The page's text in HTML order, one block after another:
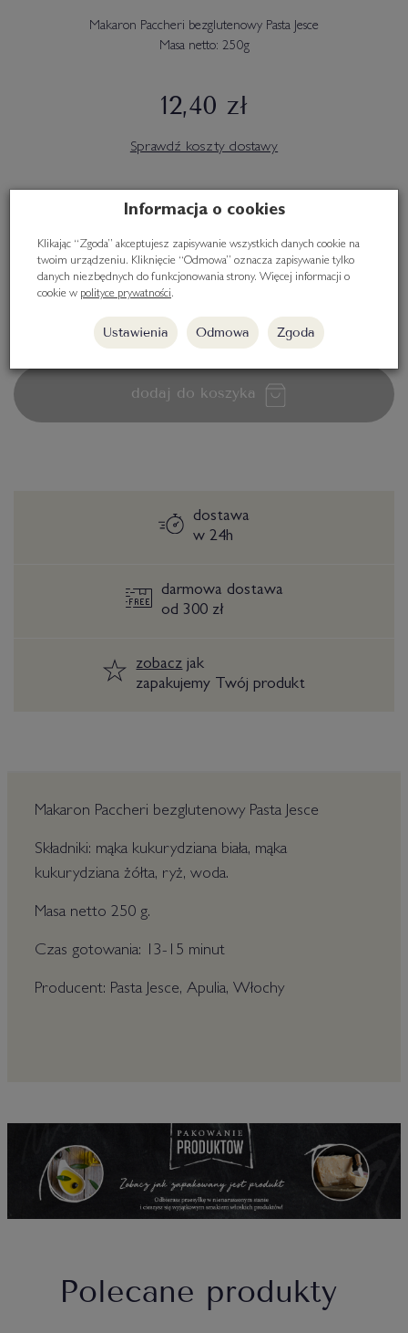
Makaron Paccheri bezglutenowy Pasta Jesce
Masa netto: 250g
12,40 zł
Sprawdź koszty dostawy
Producent: PastaJesce
Dostępność: Brak 0szt.)
szt.
dodaj do koszyka
dostawa
w 24h
darmowa dostawa
od 300 zł
zobaczjak
zapakujemy Twój produkt
Makaron Paccheri bezglutenowy Pasta Jesce
Składniki: mąka kukurydziana biała, mąka
kukurydziana żółta, ryż, woda.
Masa netto 250 g.
Czas gotowania: 13-15 minut
Producent: Pasta Jesce, Apulia, Włochy
Polecane produkty
Informacja o cookies
Klikając “Zgoda” akceptujesz zapisywanie wszystkich danych cookie na
twoim urządzeniu. Kliknięcie “Odmowa” oznacza zapisywanie tylko
danych niezbędnych do funkcjonowania strony. Więcej informacji o
cookie w polityce prywatności.
Ustawienia Odmowa Zgoda